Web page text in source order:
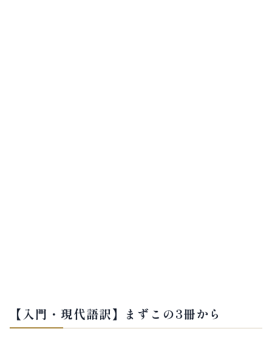
【入門・現代語訳】まずこの3冊から